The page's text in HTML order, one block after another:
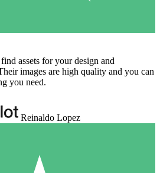
assets for your design and
images are high quality and you can
you need.
Reinaldo Lopez